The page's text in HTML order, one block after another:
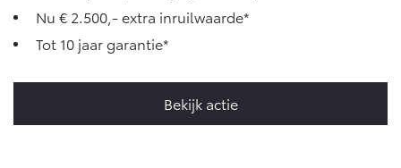
Nu € 2.500,- extra inruilwaarde*
Tot 10 jaar garantie*
Bekijk actie